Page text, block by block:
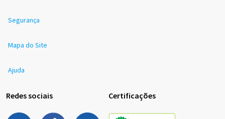
Segurança
Mapa do Site
Ajuda
Redes sociais Certificações